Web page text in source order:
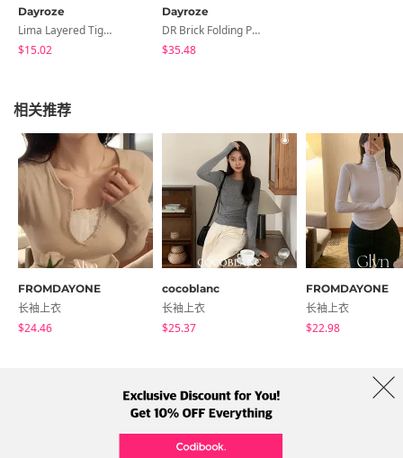
Dayroze
Lima Layered Tight Sleeveless
$15.02
Dayroze
DR Brick Folding Pintuck Wide Training Pants
$35.48
相关推荐
FROMDAYONE
长袖上衣
$24.46
cocoblanc
长袖上衣
$25.37
FROMDAYONE
长袖上衣
$22.98
服务条款 隐私权条款 运送信息